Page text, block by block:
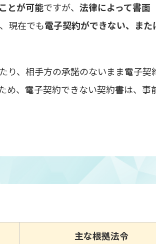
とが可能ですが、 法律によって書面
現在でも電子契約ができない、また
り、相手方の承諾のないまま電子契
め、電子契約できない契約書は、事
主な根拠法令